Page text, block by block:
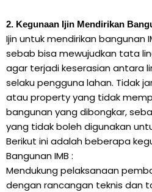
2. Kegunaan Ijin Mendirikan
Ijin untuk mendirikan bangunan
sebab bisa mewujudkan tata
agar terjadi keserasian antara
selaku pengguna lahan. Tidak
atau property yang tidak
bangunan yang dibongkar,
yang tidak boleh digunakan
Berikut ini adalah beberapa
Bangunan IMB :
Mendukung pelaksanaan
dengan rancangan teknis dan